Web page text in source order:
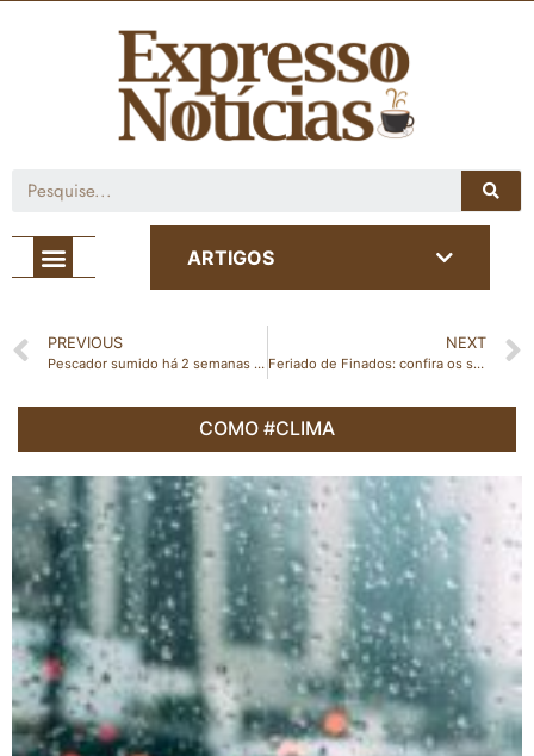
ARTIGOS
PREVIOUS
Pescador sumido há 2 semanas é achado um dia após fim das buscas
NEXT
Feriado de Finados: confira os serviços de saúde que funcionam nesta quinta-feira (02) e sexta-feira (03)
COMO #CLIMA